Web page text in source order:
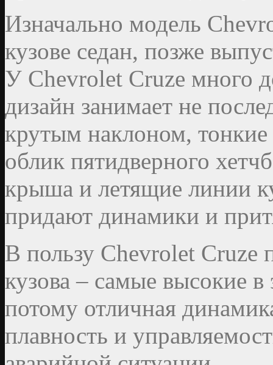
Изначально модель
кузове седан, позже
У Chevrolet Cruze много
дизайн занимает не
крутым наклоном,
облик пятидверного
крыша и летящие линии
придают динамики и
В пользу Chevrolet Cruze
кузова – самые высокие
потому отличная
плавность и